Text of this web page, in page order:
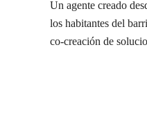
Un agente creado
los habitantes del
co-creación de